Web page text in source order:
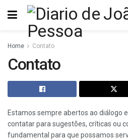
Home Contato
Contato
Estamos sempre abertos ao diálogo
contatar para sugestões, críticas ou
fundamental para que possamos